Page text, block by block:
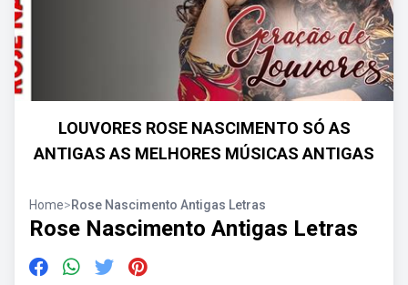
LOUVORES ROSE NASCIMENTO SÓ AS
ANTIGAS AS MELHORES MÚSICAS ANTIGAS
Home>Rose Nascimento Antigas Letras
Rose Nascimento Antigas Letras